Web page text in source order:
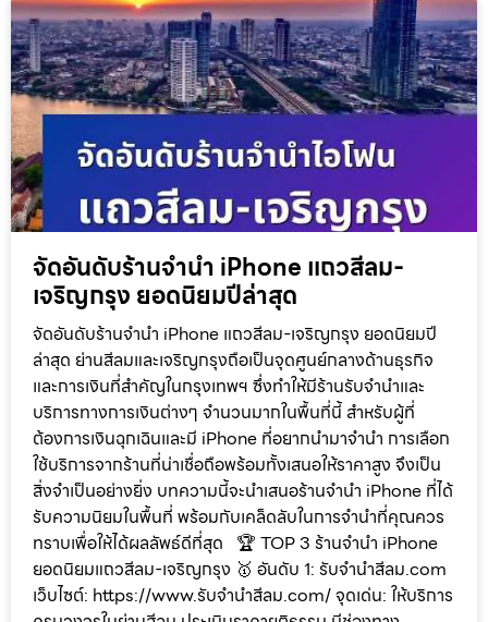
จัดอันดับร้านจำนำ iPhone แถวสีลม-
เจริญกรุง ยอดนิยมปีล่าสุด
จัดอันดับร้านจำนำ iPhone แถวสีลม-เจริญกรุง ยอดนิยมปี
ล่าสุด ย่านสีลมและเจริญกรุงถือเป็นจุดศูนย์กลางด้านธุรกิจ
และการเงินที่สำคัญในกรุงเทพฯ ซึ่งทำให้มีร้านรับจำนำและ
บริการทางการเงินต่างๆ จำนวนมากในพื้นที่นี้ สำหรับผู้ที่
ต้องการเงินฉุกเฉินและมี iPhone ที่อยากนำมาจำนำ การเลือก
ใช้บริการจากร้านที่น่าเชื่อถือพร้อมทั้งเสนอให้ราคาสูง จึงเป็น
สิ่งจำเป็นอย่างยิ่ง บทความนี้จะนำเสนอร้านจำนำ iPhone ที่ได้
รับความนิยมในพื้นที่ พร้อมกับเคล็ดลับในการจำนำที่คุณควร
ทราบเพื่อให้ได้ผลลัพธ์ดีที่สุด 🏆 TOP 3 ร้านจำนำ iPhone
ยอดนิยมแถวสีลม-เจริญกรุง 🥇 อันดับ 1: รับจำนำสีลม.com
เว็บไซต์: https://www.รับจํานําสีลม.com/ จุดเด่น: ให้บริการ